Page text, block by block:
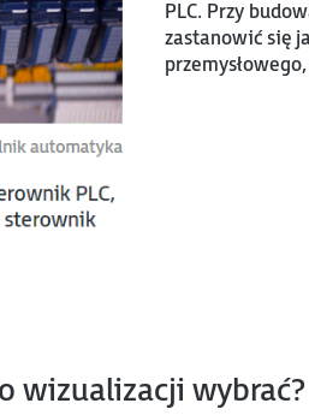
PLC. Przy
zastanowić się
wizualizacji wybrać?